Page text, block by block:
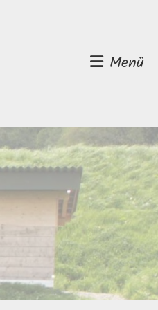
Menü